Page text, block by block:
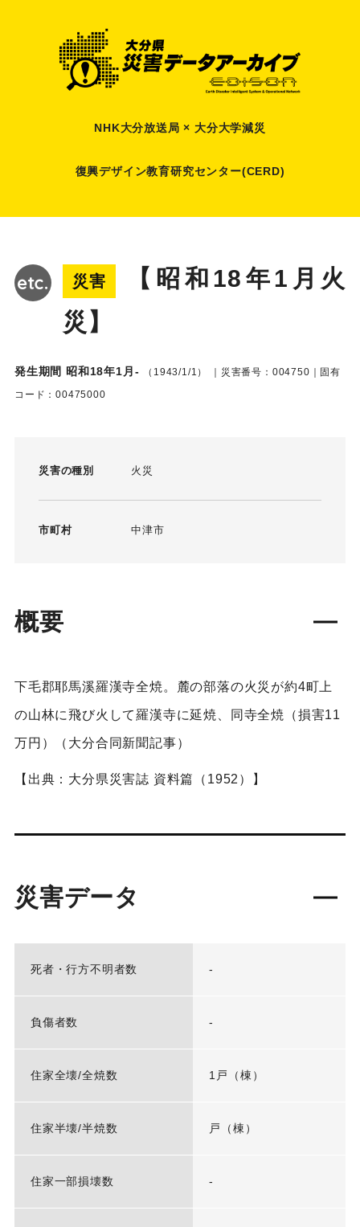
NHK大分放送局 × 大分大学減災
復興デザイン教育研究センター(CERD)
災害
【昭和18年1月火
災】
発生期間 昭和18年1月- （1943/1/1）
｜災害番号：004750｜固有
コード：00475000
災害の種別 火災
市町村 中津市
概要
下毛郡耶馬溪羅漢寺全焼。麓の部落の火災が約4町上
の山林に飛び火して羅漢寺に延焼、同寺全焼（損害11
万円）（大分合同新聞記事）
【出典：大分県災害誌 資料篇（1952）】
災害データ
死者・行方不明者数 -
負傷者数 -
住家全壊/全焼数 1戸（棟）
住家半壊/半焼数 戸（棟）
住家一部損壊数 -